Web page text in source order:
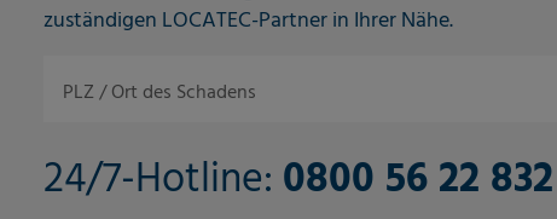
zuständigen LOCATEC-Partner in Ihrer Nähe.
PLZ / Ort des Schadens
24/7-Hotline: 0800 56 22 832